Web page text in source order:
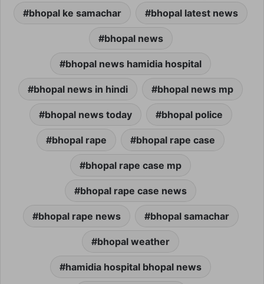
bhopal ke samachar bhopal latest news
bhopal news
bhopal news hamidia hospital
bhopal news in hindi bhopal news mp
bhopal news today bhopal police
bhopal rape bhopal rape case
bhopal rape case mp
bhopal rape case news
bhopal rape news bhopal samachar
bhopal weather
hamidia hospital bhopal news